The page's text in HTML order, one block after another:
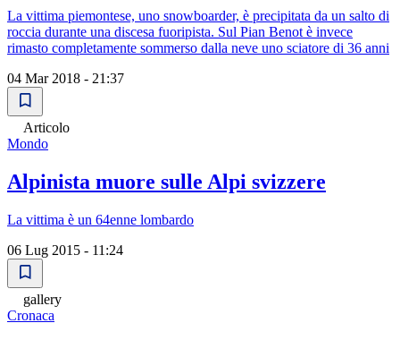
La vittima piemontese, uno snowboarder, è precipitata da un salto di
roccia durante una discesa fuoripista. Sul Pian Benot è invece
rimasto completamente sommerso dalla neve uno sciatore di 36 anni
04 Mar 2018 - 21:37
Articolo
Mondo
Alpinista muore sulle Alpi svizzere
La vittima è un 64enne lombardo
06 Lug 2015 - 11:24
gallery
Cronaca